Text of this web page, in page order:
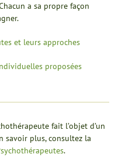
a sa propre façon
et leurs approches
proposées
fait l’objet d’un
savoir plus, consultez la
.